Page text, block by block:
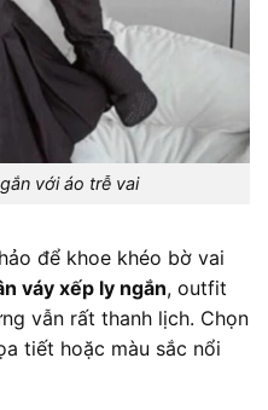
với áo trễ vai
để khoe khéo bờ vai
váy xếp ly ngắn, outfit
vẫn rất thanh lịch. Chọn
tiết hoặc màu sắc nổi